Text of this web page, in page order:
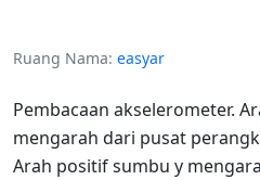
Ruang Nama easyar
Pembacaan akselerometer.
mengarah dari pusat
Arah positif sumbu y